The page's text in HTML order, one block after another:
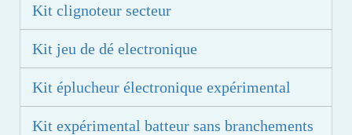
Kit clignoteur secteur
Kit jeu de dé electronique
Kit éplucheur électronique expérimental
Kit expérimental batteur sans branchements